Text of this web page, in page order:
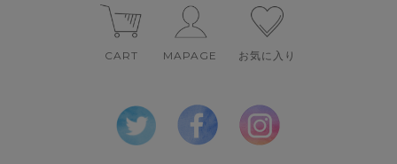
CART MAPAGE お気に入り